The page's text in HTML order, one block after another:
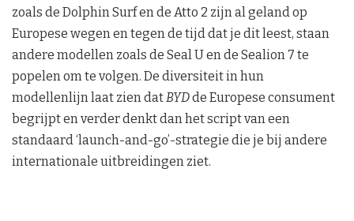
zoals de Dolphin Surf en de Atto 2 zijn al geland op
Europese wegen en tegen de tijd dat je dit leest, staan
andere modellen zoals de Seal U en de Sealion 7 te
popelen om te volgen. De diversiteit in hun
modellenlijn laat zien datBYDde Europese consument
begrijpt en verder denkt dan het script van een
standaard ‘launch-and-go’-strategie die je bij andere
internationale uitbreidingen ziet.